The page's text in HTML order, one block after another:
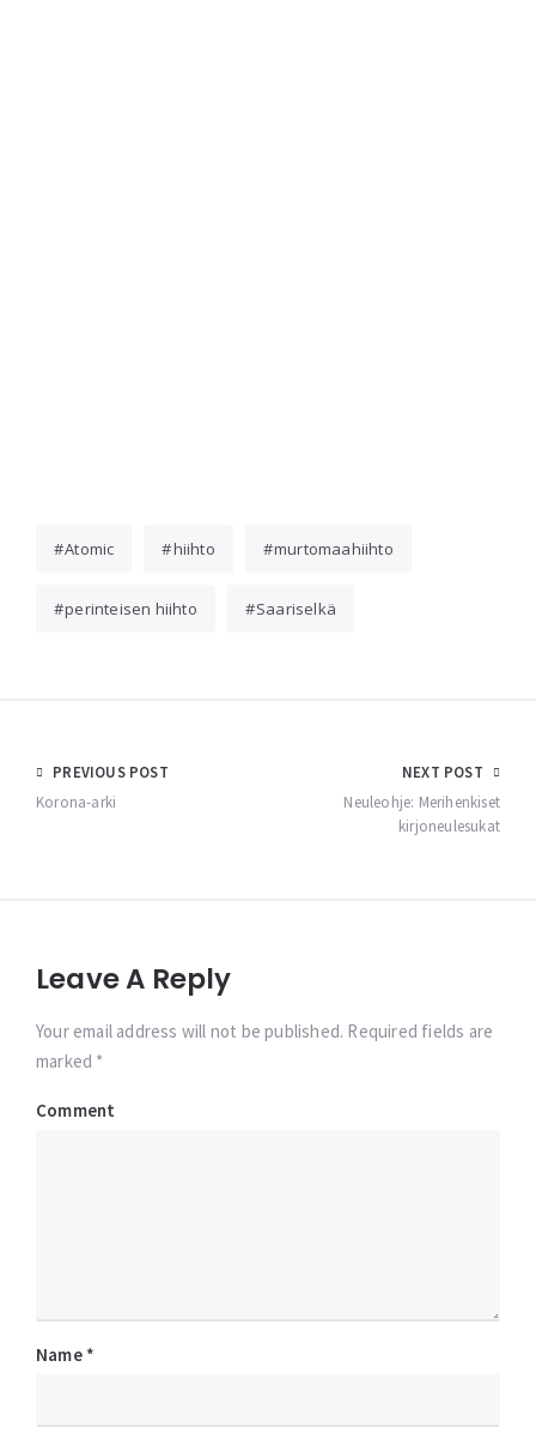
Atomic hiihto murtomaahiihto
perinteisen hiihto Saariselkä
Post
navigation
PREVIOUS POST
Korona-arki
NEXT POST
Neuleohje: Merihenkiset
kirjoneulesukat
Leave A Reply
Your email address will not be published. Required fields are
marked *
Comment
Name *